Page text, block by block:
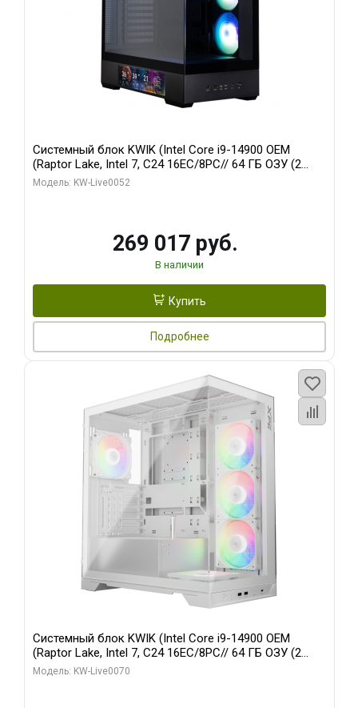
Системный блок KWIK (Intel Core i9-14900 OEM
(Raptor Lake, Intel 7, C24 16EC/8PC// 64 ГБ ОЗУ (2
модуля)/ Palit RTX5080 GAMINGPRO OC 16GB GDDR7
Модель: KW-Live0052
269 017 руб.
В наличии
Купить
Подробнее
Системный блок KWIK (Intel Core i9-14900 OEM
(Raptor Lake, Intel 7, C24 16EC/8PC// 64 ГБ ОЗУ (2
модуля)/ Gigabyte RTX5080 XTREME WATERFORCE
Модель: KW-Live0070